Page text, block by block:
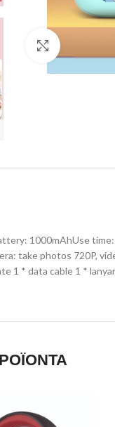
Click to
1000mAhUse
take photos 720P,
1 * data cable 1 *